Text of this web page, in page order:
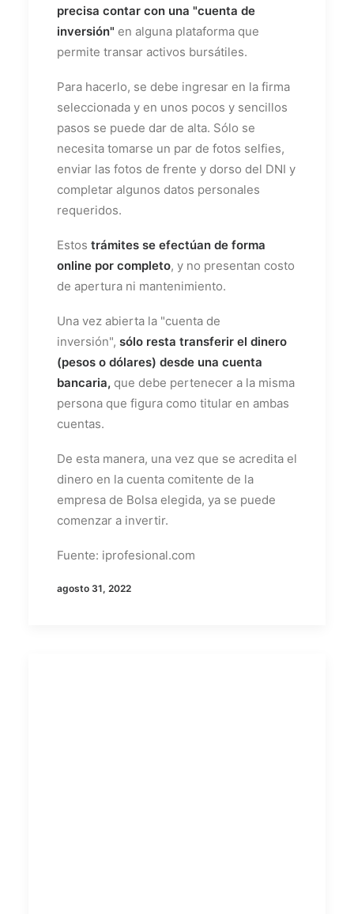
precisa contar con una "cuenta de
inversión" en alguna plataforma que
permite transar activos bursátiles.
Para hacerlo, se debe ingresar en la firma
seleccionada y en unos pocos y sencillos
pasos se puede dar de alta. Sólo se
necesita tomarse un par de fotos selfies,
enviar las fotos de frente y dorso del DNI y
completar algunos datos personales
requeridos.
Estos trámites se efectúan de forma
online por completo, y no presentan costo
de apertura ni mantenimiento.
Una vez abierta la "cuenta de
inversión", sólo resta transferir el dinero
(pesos o dólares) desde una cuenta
bancaria, que debe pertenecer a la misma
persona que figura como titular en ambas
cuentas.
De esta manera, una vez que se acredita el
dinero en la cuenta comitente de la
empresa de Bolsa elegida, ya se puede
comenzar a invertir.
Fuente: iprofesional.com
agosto 31, 2022